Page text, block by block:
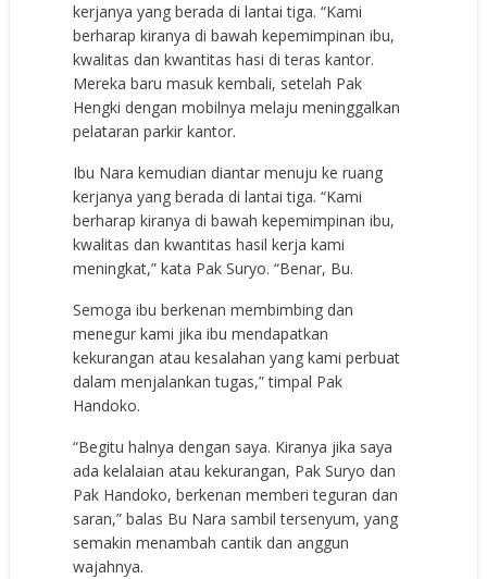
kerjanya yang berada di lantai tiga. “Kami
berharap kiranya di bawah kepemimpinan ibu,
kwalitas dan kwantitas hasi di teras kantor.
Mereka baru masuk kembali, setelah Pak
Hengki dengan mobilnya melaju meninggalkan
pelataran parkir kantor.
Ibu Nara kemudian diantar menuju ke ruang
kerjanya yang berada di lantai tiga. “Kami
berharap kiranya di bawah kepemimpinan ibu,
kwalitas dan kwantitas hasil kerja kami
meningkat,” kata Pak Suryo. “Benar, Bu.
Semoga ibu berkenan membimbing dan
menegur kami jika ibu mendapatkan
kekurangan atau kesalahan yang kami perbuat
dalam menjalankan tugas,” timpal Pak
Handoko.
“Begitu halnya dengan saya. Kiranya jika saya
ada kelalaian atau kekurangan, Pak Suryo dan
Pak Handoko, berkenan memberi teguran dan
saran,” balas Bu Nara sambil tersenyum, yang
semakin menambah cantik dan anggun
wajahnya.